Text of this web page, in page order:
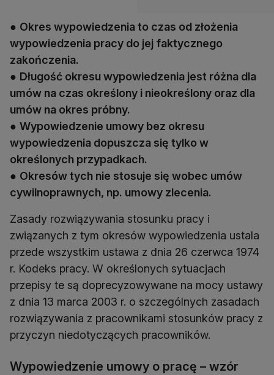
● Okres wypowiedzenia to czas od złożenia
wypowiedzenia pracy do jej faktycznego
zakończenia.
● Długość okresu wypowiedzenia jest różna dla
umów na czas określony i nieokreślony oraz dla
umów na okres próbny.
● Wypowiedzenie umowy bez okresu
wypowiedzenia dopuszcza się tylko w
określonych przypadkach.
● Okresów tych nie stosuje się wobec umów
cywilnoprawnych, np. umowy zlecenia.
Zasady rozwiązywania stosunku pracy i
związanych z tym okresów wypowiedzenia ustala
przede wszystkim ustawa z dnia 26 czerwca 1974
r. Kodeks pracy. W określonych sytuacjach
przepisy te są doprecyzowywane na mocy ustawy
z dnia 13 marca 2003 r. o szczególnych zasadach
rozwiązywania z pracownikami stosunków pracy z
przyczyn niedotyczących pracowników.
Wypowiedzenie umowy o pracę – wzór